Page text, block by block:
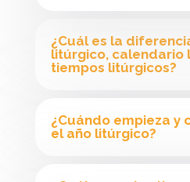
¿Cuál es la
litúrgico, calendario
tiempos litúrgicos?
¿Cuándo empieza y
el año litúrgico?